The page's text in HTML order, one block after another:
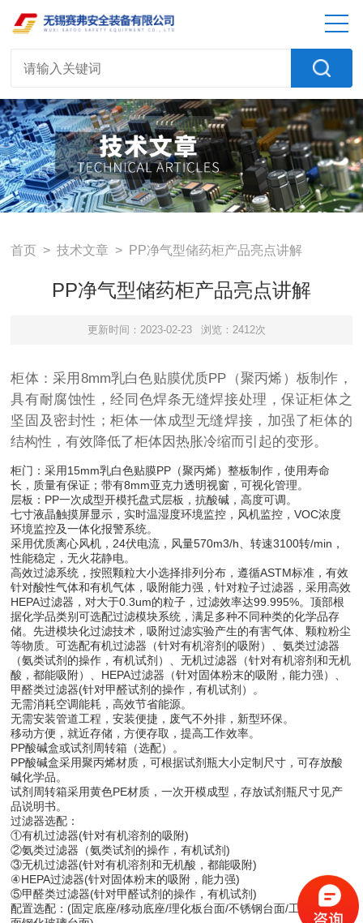
首页 >技术文章 > PP净气型储药柜产品亮点讲解
PP净气型储药柜产品亮点讲解
更新时间：2023-02-23 浏览：2412次
柜体：采用8mm乳白色贴膜优质PP（聚丙烯）板制作，
具有耐腐蚀性，经同色焊条无缝焊接处理，保证柜体之
坚固及密封性；柜体一体成型无缝焊接，加强了柜体的
结构性，有效降低了柜体因热胀冷缩而引起的变形。
柜门：采用15mm乳白色贴膜PP（聚丙烯）整板制作，使用寿命
长，质量有保证；带有8mm亚克力透明视窗，可视化管理。
层板：PP一次成型开模托盘式层板，抗酸碱，高度可调。
七寸液晶触摸屏显示，实时温湿度环境监控，风机监控，VOC浓度
环境监控及一体化报警系统。
采用优质离心风机，24伏电流，风量570m3/h、转速3100转/min，
性能稳定，无火花静电。
高效过滤系统，按照颗粒大小选择排列分布，遵循ASTM标准，有效
针对酸性气体和有机气体，吸附能力强，针对粒子过滤器，采用高效
HEPA过滤器，对大于0.3um的粒子，过滤效率达99.995%。顶部根
据化学品类别可选配过滤模块系统，满足多种不同种类的化学品存
储。先进模块化过滤技术，吸附过滤实验产生的有害气体、颗粒粉尘
等物质。可选配有机过滤器（针对有机溶剂的吸附）、氨类过滤器
（氨类试剂的操作，有机试剂）、无机过滤器（针对有机溶剂和无机
酸，都能吸附）、HEPA过滤器（针对固体粉末的吸附，能力强）、
甲醛类过滤器(针对甲醛试剂的操作，有机试剂）。
无需消耗空调能耗，高效节省能源。
无需安装管道工程，安装便捷，废气不外排，新型环保。
移动方便，就近存储，方便存取，提高工作效率。
PP酸碱盒或试剂周转箱（选配）。
PP酸碱盒采用聚丙烯材质，可根据试剂瓶大小定制尺寸，可存放酸
碱化学品。
试剂周转箱采用黄色PE材质，一次开模成型，存放试剂瓶尺寸见产
品说明书。
过滤器选配：
①有机过滤器(针对有机溶剂的吸附)
②氨类过滤器（氨类试剂的操作，有机试剂)
③无机过滤器(针对有机溶剂和无机酸，都能吸附)
④HEPA过滤器(针对固体粉末的吸附，能力强)
⑤甲醛类过滤器(针对甲醛试剂的操作，有机试剂)
配置选配：(固定底座/移动底座/理化板台面/不锈钢台面/工业陶瓷台